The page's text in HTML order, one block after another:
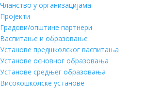
Чланство у организацијама
Пројекти
Градови/општине партнери
Васпитање и образовање
Установе предшколског васпитања
Установе основног образовања
Установе средњег образовања
Високошколске установе